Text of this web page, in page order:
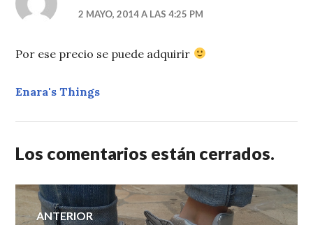
2 MAYO, 2014 A LAS 4:25 PM
Por ese precio se puede adquirir
Enara's Things
Los comentarios están cerrados.
Navegación
ANTERIOR